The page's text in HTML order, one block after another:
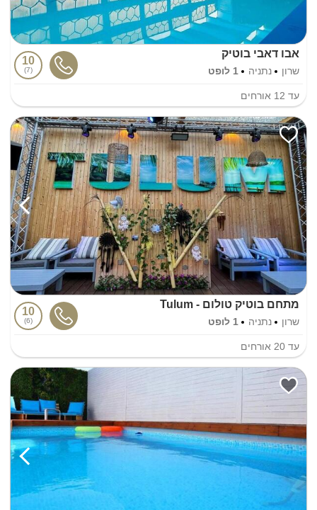
אבו דאבי בוטיק
שרון נתניה 1 לופט
10
7
עד 12 אורחים
מתחם בוטיק טולום - Tulum
שרון נתניה 1 לופט
10
6
עד 20 אורחים